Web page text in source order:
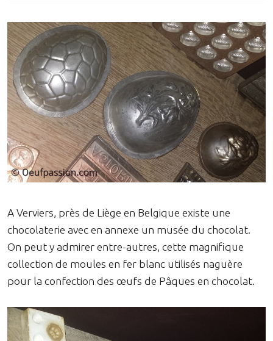
A Verviers, près de Liège en Belgique existe une
chocolaterie avec en annexe un musée du chocolat.
On peut y admirer entre-autres, cette magnifique
collection de moules en fer blanc utilisés naguère
pour la confection des œufs de Pâques en chocolat.